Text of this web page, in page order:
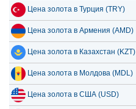
Цена золота в Турция (TRY)
Цена золота в Армения (AMD)
Цена золота в Казахстан (KZT)
Цена золота в Молдова (MDL)
Цена золота в США (USD)